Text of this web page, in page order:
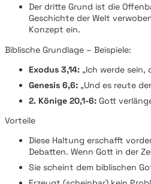
Der dritte Grund ist die
Geschichte der Welt
Konzept ein.
Biblische Grundlage – Beispiele:
Exodus 3,14: „Ich werde sein,
Genesis 6,6: „Und es reute
2. Könige 20,1-6: Gott
Vorteile
Diese Haltung erschafft
Debatten. Wenn Gott in der
Sie scheint dem biblischen